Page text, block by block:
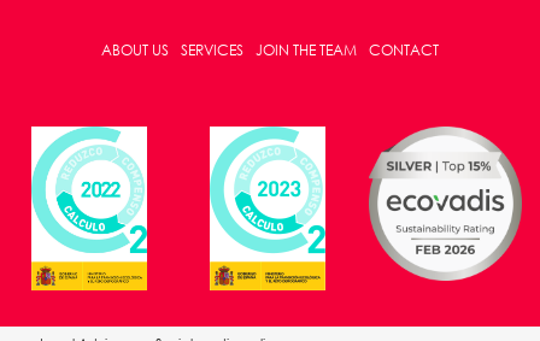
ABOUT US SERVICES JOIN THE TEAM CONTACT